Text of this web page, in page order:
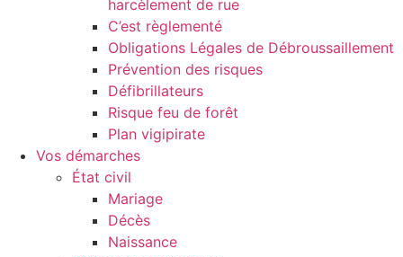
harcèlement de rue
C’est règlementé
Obligations Légales de Débroussaillement
Prévention des risques
Défibrillateurs
Risque feu de forêt
Plan vigipirate
Vos démarches
État civil
Mariage
Décès
Naissance